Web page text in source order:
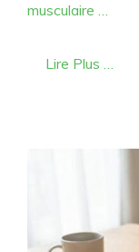
musculaire …
Lire Plus …